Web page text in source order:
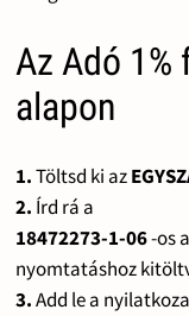
Az Adó
alapon
1.Töltsd ki az
2. Írd rá a
18472273-1-06-os
nyomtatáshoz
3.Add le a